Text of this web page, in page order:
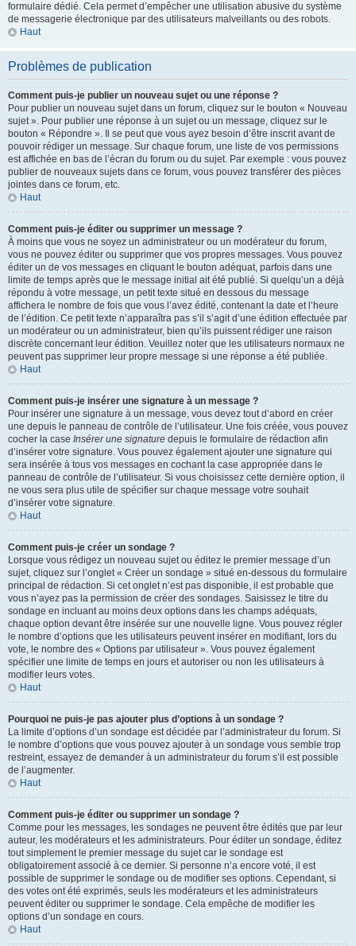
formulaire dédié. Cela permet d’empêcher une utilisation abusive du système
de messagerie électronique par des utilisateurs malveillants ou des robots.
Haut
Problèmes de publication
Comment puis-je publier un nouveau sujet ou une réponse ?
Pour publier un nouveau sujet dans un forum, cliquez sur le bouton « Nouveau
sujet ». Pour publier une réponse à un sujet ou un message, cliquez sur le
bouton « Répondre ». Il se peut que vous ayez besoin d’être inscrit avant de
pouvoir rédiger un message. Sur chaque forum, une liste de vos permissions
est affichée en bas de l’écran du forum ou du sujet. Par exemple : vous pouvez
publier de nouveaux sujets dans ce forum, vous pouvez transférer des pièces
jointes dans ce forum, etc.
Haut
Comment puis-je éditer ou supprimer un message ?
À moins que vous ne soyez un administrateur ou un modérateur du forum,
vous ne pouvez éditer ou supprimer que vos propres messages. Vous pouvez
éditer un de vos messages en cliquant le bouton adéquat, parfois dans une
limite de temps après que le message initial ait été publié. Si quelqu’un a déjà
répondu à votre message, un petit texte situé en dessous du message
affichera le nombre de fois que vous l’avez édité, contenant la date et l’heure
de l’édition. Ce petit texte n’apparaîtra pas s’il s’agit d’une édition effectuée par
un modérateur ou un administrateur, bien qu’ils puissent rédiger une raison
discrète concernant leur édition. Veuillez noter que les utilisateurs normaux ne
peuvent pas supprimer leur propre message si une réponse a été publiée.
Haut
Comment puis-je insérer une signature à un message ?
Pour insérer une signature à un message, vous devez tout d’abord en créer
une depuis le panneau de contrôle de l’utilisateur. Une fois créée, vous pouvez
cocher la case Insérer une signature depuis le formulaire de rédaction afin
d’insérer votre signature. Vous pouvez également ajouter une signature qui
sera insérée à tous vos messages en cochant la case appropriée dans le
panneau de contrôle de l’utilisateur. Si vous choisissez cette dernière option, il
ne vous sera plus utile de spécifier sur chaque message votre souhait
d’insérer votre signature.
Haut
Comment puis-je créer un sondage ?
Lorsque vous rédigez un nouveau sujet ou éditez le premier message d’un
sujet, cliquez sur l’onglet « Créer un sondage » situé en-dessous du formulaire
principal de rédaction. Si cet onglet n’est pas disponible, il est probable que
vous n’ayez pas la permission de créer des sondages. Saisissez le titre du
sondage en incluant au moins deux options dans les champs adéquats,
chaque option devant être insérée sur une nouvelle ligne. Vous pouvez régler
le nombre d’options que les utilisateurs peuvent insérer en modifiant, lors du
vote, le nombre des « Options par utilisateur ». Vous pouvez également
spécifier une limite de temps en jours et autoriser ou non les utilisateurs à
modifier leurs votes.
Haut
Pourquoi ne puis-je pas ajouter plus d’options à un sondage ?
La limite d’options d’un sondage est décidée par l’administrateur du forum. Si
le nombre d’options que vous pouvez ajouter à un sondage vous semble trop
restreint, essayez de demander à un administrateur du forum s’il est possible
de l’augmenter.
Haut
Comment puis-je éditer ou supprimer un sondage ?
Comme pour les messages, les sondages ne peuvent être édités que par leur
auteur, les modérateurs et les administrateurs. Pour éditer un sondage, éditez
tout simplement le premier message du sujet car le sondage est
obligatoirement associé à ce dernier. Si personne n’a encore voté, il est
possible de supprimer le sondage ou de modifier ses options. Cependant, si
des votes ont été exprimés, seuls les modérateurs et les administrateurs
peuvent éditer ou supprimer le sondage. Cela empêche de modifier les
options d’un sondage en cours.
Haut